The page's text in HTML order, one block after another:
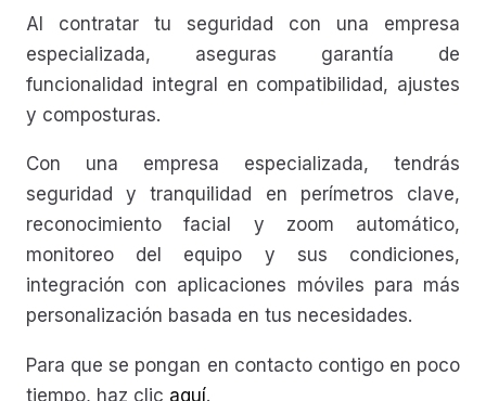
Al contratar tu seguridad con una empresa
especializada, aseguras garantía de
funcionalidad integral en compatibilidad, ajustes
y composturas.
Con una empresa especializada, tendrás
seguridad y tranquilidad en perímetros clave,
reconocimiento facial y zoom automático,
monitoreo del equipo y sus condiciones,
integración con aplicaciones móviles para más
personalización basada en tus necesidades.
Para que se pongan en contacto contigo en poco
tiempo, haz clic aquí.